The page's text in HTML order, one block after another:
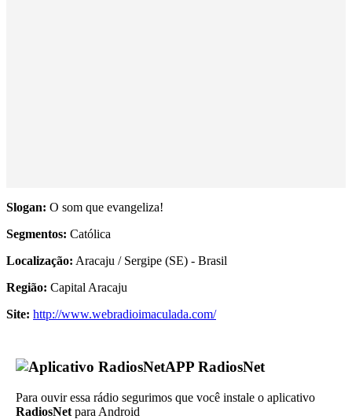
Slogan: O som que evangeliza!
Segmentos: Católica
Localização: Aracaju / Sergipe (SE) - Brasil
Região: Capital Aracaju
Site: http://www.webradioimaculada.com/
APP RadiosNet
Para ouvir essa rádio segurimos que você instale o aplicativo
RadiosNet para Android